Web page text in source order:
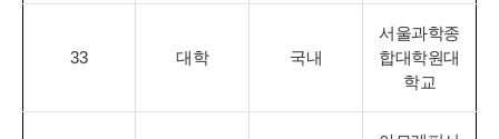
33 대학 국내
서울과학종
합대학원대
학교